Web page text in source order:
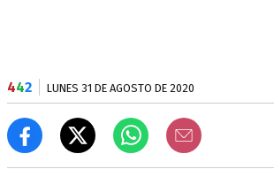
442 LUNES 31 DE AGOSTO DE 2020